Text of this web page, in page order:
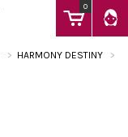
0
HARMONY DESTINY